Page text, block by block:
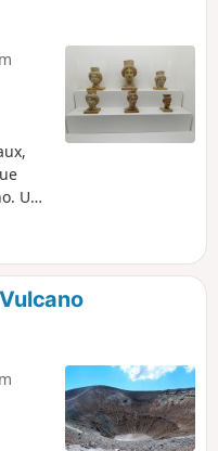
Une
et